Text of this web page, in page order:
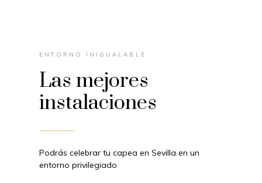
ENTORNO INIGUALABLE
Las mejores
instalaciones
Podrás celebrar tu capea en Sevilla en un
entorno privilegiado